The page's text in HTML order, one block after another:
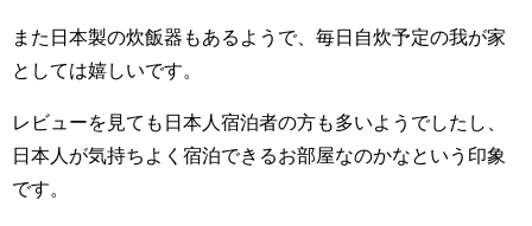
また日本製の炊飯器もあるようで、毎日自炊予定の我が家
としては嬉しいです。
レビューを見ても日本人宿泊者の方も多いようでしたし、
日本人が気持ちよく宿泊できるお部屋なのかなという印象
です。